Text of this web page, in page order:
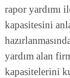
rapor yardımı
kapasitesini
yardım alan
kapasitelerini